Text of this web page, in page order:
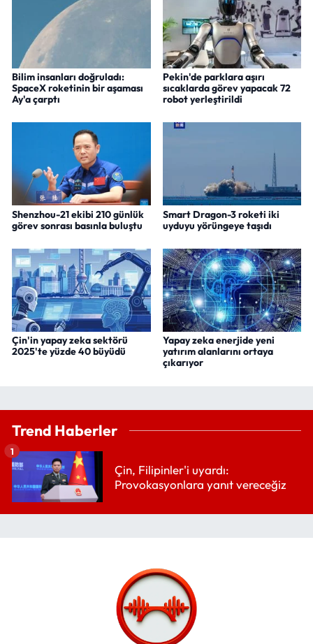
Bilim insanları doğruladı:
SpaceX roketinin bir aşaması
Ay'a çarptı
Pekin'de parklara aşırı
sıcaklarda görev yapacak 72
robot yerleştirildi
Shenzhou-21 ekibi 210 günlük
görev sonrası basınla buluştu
Smart Dragon-3 roketi iki
uyduyu yörüngeye taşıdı
Çin'in yapay zeka sektörü
2025'te yüzde 40 büyüdü
Yapay zeka enerjide yeni
yatırım alanlarını ortaya
çıkarıyor
Trend Haberler
Çin, Filipinler'i uyardı:
Provokasyonlara yanıt vereceğiz
1